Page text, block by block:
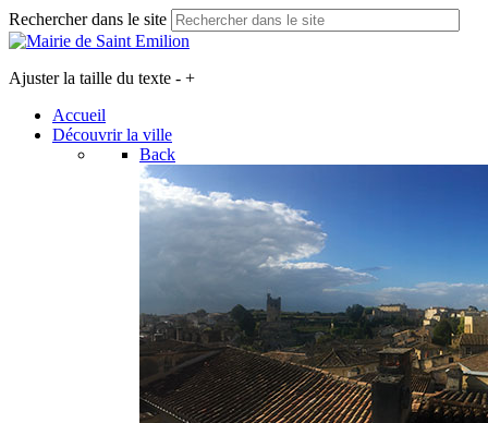
Rechercher dans le site
Ajuster la taille du texte - +
Accueil
Découvrir la ville
Back